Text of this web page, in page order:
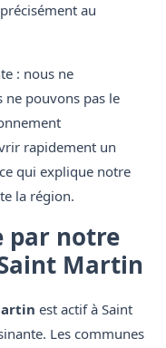
au
: nous ne
pouvons pas le
rapidement un
qui explique notre
la région.
par notre
Martin
est actif à Saint
Les communes